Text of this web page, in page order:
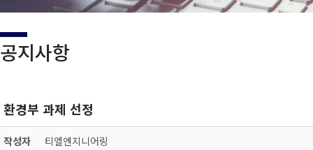
공지사항
환경부 과제 선정
작성자
티엘엔지니어링